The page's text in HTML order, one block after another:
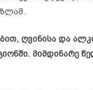
ღვინისა და
მიმდინარე